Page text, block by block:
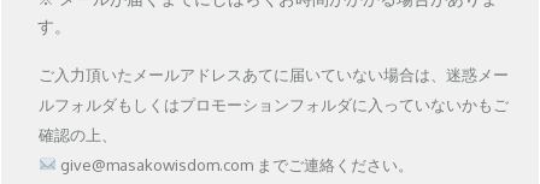
す。
ご入力頂いたメールアドレスあてに 届いていない場合は、 迷惑メー
ルフォルダもしくはプロモーションフォルダに入っていないかもご
確認の上、
give@masakowisdom.com までご連絡ください。